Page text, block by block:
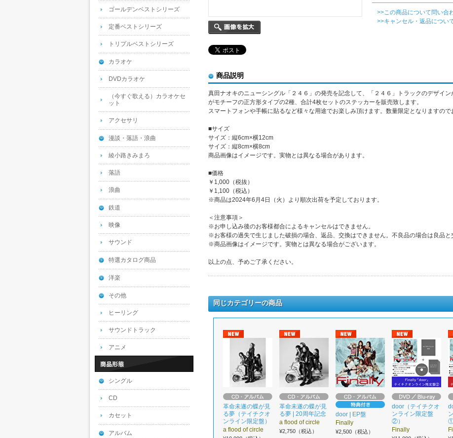
>>この商品について問い合
>>キャンセル・返品につい
商品説明
真田ナオキのニューシングル「２４６」の発売を記念して、「２４６」トラックのデザイ
がモチーフの正方形タイプの2種、合計4枚セットのステッカーを販売致します。
スマートフォンや手帳に貼るなど様々な用途でお楽しみ頂けます。数量限定となりますので
■サイズ
サイズ：縦6cm×横12cm
サイズ：縦8cm×横8cm
商品画像はイメージです。実物とは異なる場合があります。
■価格
￥1,000（税抜）
￥1,100（税込）
※商品は2024年6月4日（火）より順次出荷を予定しております。
＜注意事項＞
※お申し込み後のお客様都合によるキャンセルはできません。
※お客様の過失で生じました破損の場合、返品、交換はできません。不良品の場合は良品と
※商品画像はイメージです。実物とは異なる場合がございます。
以上の点、予めご了承ください。
同じカテゴリーの商品
革命未遂の蝶が見
る夢（テイチクオ
ンライン限定盤）
a flood of circle
革命未遂の蝶が見
る夢 | 20周年記念
a flood of circle
¥2,750（税込）
door | EP盤
Finally
¥2,500（税込）
door（テイチクオ
ンライン限定盤
②）
Finally
①
ゴールデンベストシリーズ
定番ベストシリーズ
トリプルベストシリーズ
カラオケ
DVDカラオケ
（今すぐ歌える）カラオケセ
ット
アクセサリ
漫談・落語・浪曲
綾小路きみまろ
落語
浪曲
鉄道
映像
サウンド
特選カタログ商品
洋楽
その他
ヒーリング
サウンドトラック
アニメ
シングル
CD
カセット
アルバム